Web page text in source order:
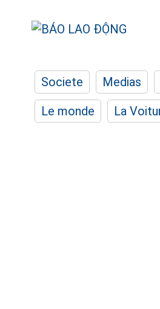
Societe Medias
Le monde
La